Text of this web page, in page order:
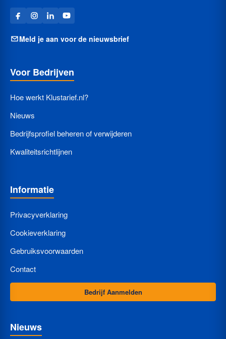
Meld je aan voor de nieuwsbrief
Voor Bedrijven
Hoe werkt Klustarief.nl?
Nieuws
Bedrijfsprofiel beheren of verwijderen
Kwaliteitsrichtlijnen
Informatie
Privacyverklaring
Cookieverklaring
Gebruiksvoorwaarden
Contact
Bedrijf Aanmelden
Nieuws